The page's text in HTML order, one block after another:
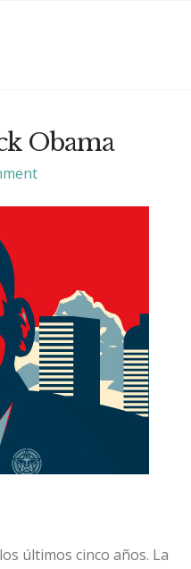
Obama
últimos cinco años. La